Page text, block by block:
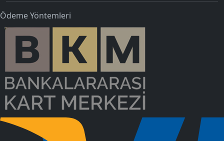
Ödeme Yöntemleri